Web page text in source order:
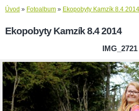
Úvod » Fotoalbum » Ekopobyty Kamzík 8.4 2014
Ekopobyty Kamzík 8.4 2014
IMG_2721